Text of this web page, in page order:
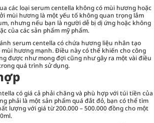
các loại serum centella không có mùi hương hoặc
mùi hương là một yếu tố không quan trọng lắm
nhưng nếu bạn là người dễ bị dị ứng hoặc không
của các sản phẩm mỹ phẩm.
serum centella có chứa hương liệu nhân tạo
mùi hương mạnh. Điều này có thể khiến cho công
được như mong đợi cũng như gây ra một vài điều
quá trình sử dụng.
có giá cả phải chăng và phù hợp với túi tiền của
phải là một sản phẩm quá đắt đỏ, bạn có thể tìm
lượng với giá từ 200.000 – 500.000 đồng cho một